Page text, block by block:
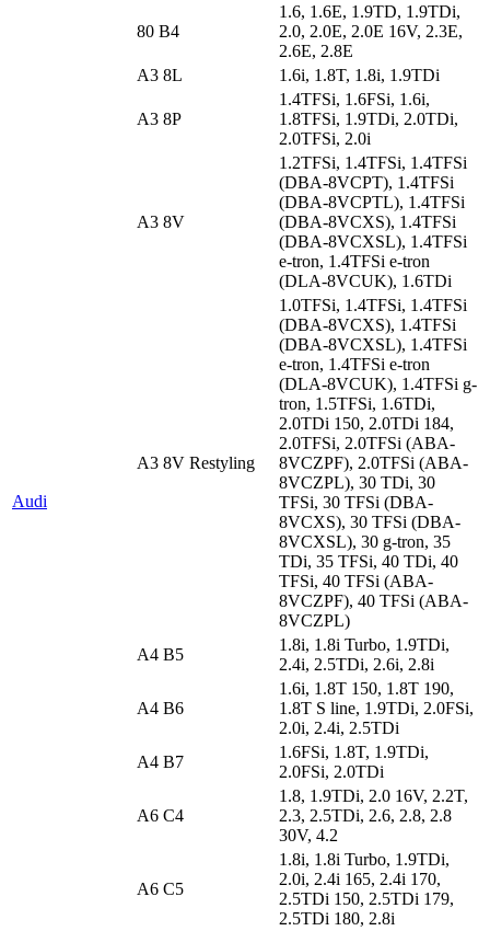
Audi
80 B4
1.6, 1.6E, 1.9TD, 1.9TDi,
2.0, 2.0E, 2.0E 16V, 2.3E,
2.6E, 2.8E
A3 8L
1.6i, 1.8T, 1.8i, 1.9TDi
A3 8P
1.4TFSi, 1.6FSi, 1.6i,
1.8TFSi, 1.9TDi, 2.0TDi,
2.0TFSi, 2.0i
A3 8V
1.2TFSi, 1.4TFSi, 1.4TFSi
(DBA-8VCPT), 1.4TFSi
(DBA-8VCPTL), 1.4TFSi
(DBA-8VCXS), 1.4TFSi
(DBA-8VCXSL), 1.4TFSi
e-tron, 1.4TFSi e-tron
(DLA-8VCUK), 1.6TDi
A3 8V Restyling
1.0TFSi, 1.4TFSi, 1.4TFSi
(DBA-8VCXS), 1.4TFSi
(DBA-8VCXSL), 1.4TFSi
e-tron, 1.4TFSi e-tron
(DLA-8VCUK), 1.4TFSi g-
tron, 1.5TFSi, 1.6TDi,
2.0TDi 150, 2.0TDi 184,
2.0TFSi, 2.0TFSi (ABA-
8VCZPF), 2.0TFSi (ABA-
8VCZPL), 30 TDi, 30
TFSi, 30 TFSi (DBA-
8VCXS), 30 TFSi (DBA-
8VCXSL), 30 g-tron, 35
TDi, 35 TFSi, 40 TDi, 40
TFSi, 40 TFSi (ABA-
8VCZPF), 40 TFSi (ABA-
8VCZPL)
A4 B5
1.8i, 1.8i Turbo, 1.9TDi,
2.4i, 2.5TDi, 2.6i, 2.8i
A4 B6
1.6i, 1.8T 150, 1.8T 190,
1.8T S line, 1.9TDi, 2.0FSi,
2.0i, 2.4i, 2.5TDi
A4 B7
1.6FSi, 1.8T, 1.9TDi,
2.0FSi, 2.0TDi
A6 C4
1.8, 1.9TDi, 2.0 16V, 2.2T,
2.3, 2.5TDi, 2.6, 2.8, 2.8
30V, 4.2
A6 C5
1.8i, 1.8i Turbo, 1.9TDi,
2.0i, 2.4i 165, 2.4i 170,
2.5TDi 150, 2.5TDi 179,
2.5TDi 180, 2.8i